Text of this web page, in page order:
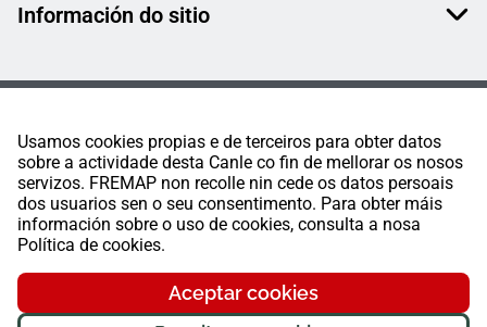
Usamos cookies propias e de terceiros para obter datos
sobre a actividade desta Canle co fin de mellorar os nosos
servizos. FREMAP non recolle nin cede os datos persoais
dos usuarios sen o seu consentimento. Para obter máis
información sobre o uso de cookies, consulta a nosa
Política de cookies.
Aceptar cookies
Información do sitio